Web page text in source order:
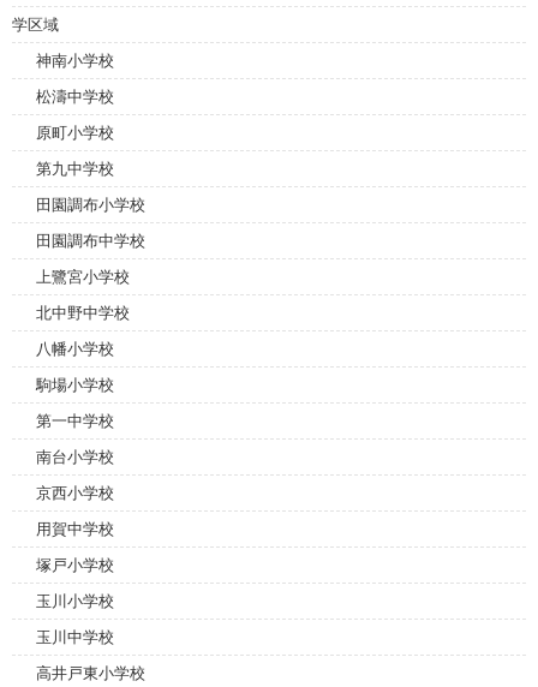
学区域
神南小学校
松濤中学校
原町小学校
第九中学校
田園調布小学校
田園調布中学校
上鷺宮小学校
北中野中学校
八幡小学校
駒場小学校
第一中学校
南台小学校
京西小学校
用賀中学校
塚戸小学校
玉川小学校
玉川中学校
高井戸東小学校